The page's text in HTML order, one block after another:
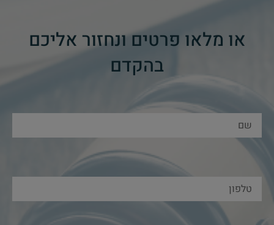
או מלאו פרטים ונחזור אליכם
בהקדם